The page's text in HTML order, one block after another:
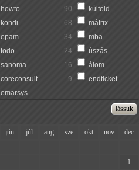
howto 90
külföld
kondi 68
mátrix
epam 34
mba
todo 24
úszás
sanoma 16
álom
coreconsult 9
endticket
emarsys
jún júl aug sze okt nov
dec
1